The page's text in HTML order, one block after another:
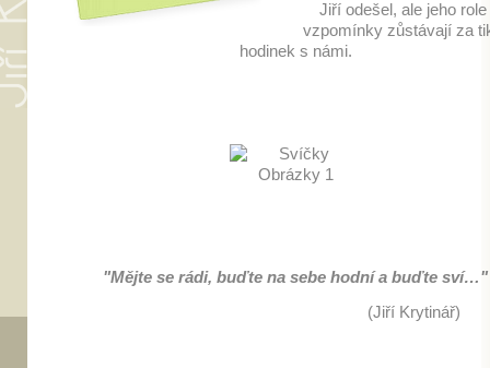
Jiří odešel, ale jeho role
vzpomínky zůstávají za
hodinek s námi.
"Mějte se rádi, buďte na sebe hodní a buďte sví…"
(Jiří Krytinář)